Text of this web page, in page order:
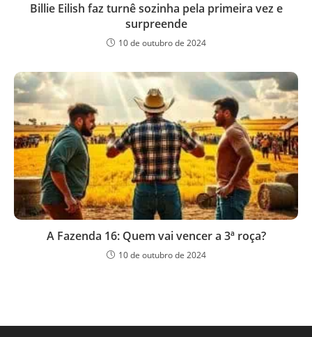
Billie Eilish faz turnê sozinha pela primeira vez e
surpreende
10 de outubro de 2024
A Fazenda 16: Quem vai vencer a 3ª roça?
10 de outubro de 2024